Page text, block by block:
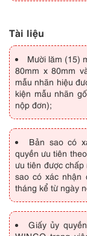
Tài liệu
Mười lăm (15)
80mm x 80mm
mẫu nhãn hiệu
kiện mẫu nhãn
nộp đơn);
Bản sao có
quyền ưu tiên
ưu tiên được
sao có xác nhận
tháng kể từ ngày
Giấy ủy